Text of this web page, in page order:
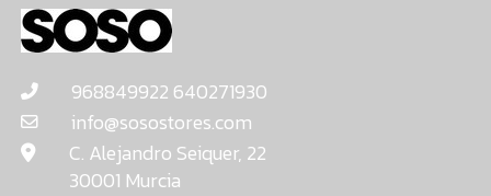
968849922 640271930
info@sosostores.com
C. Alejandro Seiquer, 22
30001 Murcia